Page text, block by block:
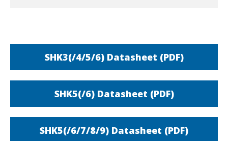
SHK3(/4/5/6) Datasheet (PDF)
SHK5(/6) Datasheet (PDF)
SHK5(/6/7/8/9) Datasheet (PDF)